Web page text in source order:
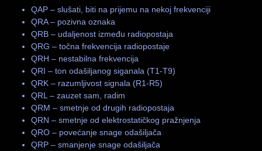
QAP – slušati, biti na prijemu na nekoj frekvenciji
QRA – pozivna oznaka
QRB – udaljenost između radiopostaja
QRG – točna frekvencija radiopostaje
QRH – nestabilna frekvencija
QRI – ton odašiljanog siganala (T1-T9)
QRK – razumljivost signala (R1-R5)
QRL – zauzet sam, radim
QRM – smetnje od drugih radiopostaja
QRN – smetnje od elektrostatičkog pražnjenja
QRO – povećanje snage odašiljača
QRP – smanjenje snage odašiljača